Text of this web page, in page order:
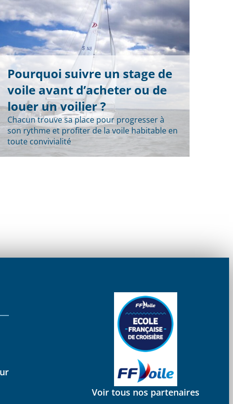
Pourquoi suivre un stage de
voile avant d’acheter ou de
louer un voilier ?
Chacun trouve sa place pour progresser à
son rythme et profiter de la voile habitable en
toute convivialité
Voir tous nos partenaires